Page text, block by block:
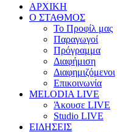
ΑΡΧΙΚΗ
Ο ΣΤΑΘΜΟΣ
Το Προφίλ μας
Παραγωγοί
Πρόγραμμα
Διαφήμιση
Διαφημιζόμενοι
Επικοινωνία
MELODIA LIVE
Άκουσε LIVE
Studio LIVE
ΕΙΔΗΣΕΙΣ